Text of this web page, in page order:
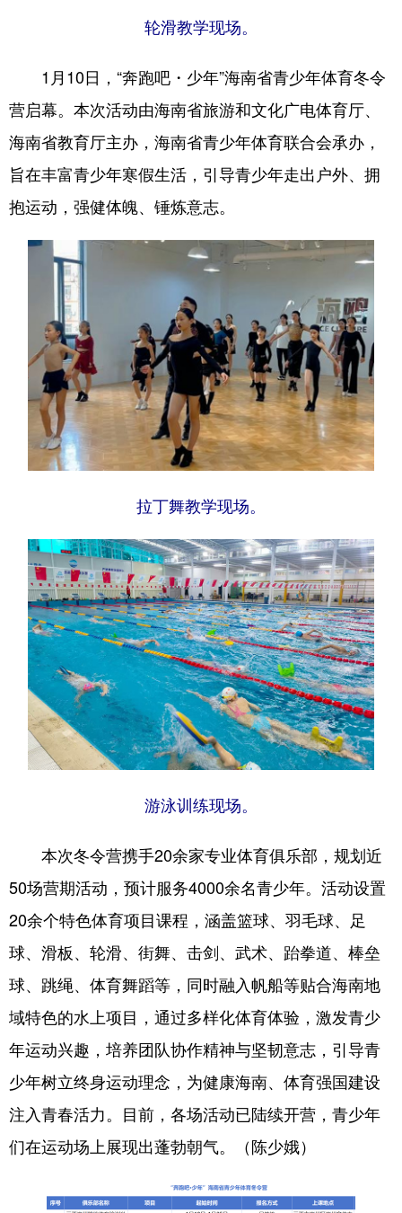
轮滑教学现场。
1月10日，“奔跑吧・少年”海南省青少年体育冬令
营启幕。本次活动由海南省旅游和文化广电体育厅、
海南省教育厅主办，海南省青少年体育联合会承办，
旨在丰富青少年寒假生活，引导青少年走出户外、拥
抱运动，强健体魄、锤炼意志。
拉丁舞教学现场。
游泳训练现场。
本次冬令营携手20余家专业体育俱乐部，规划近
50场营期活动，预计服务4000余名青少年。活动设置
20余个特色体育项目课程，涵盖篮球、羽毛球、足
球、滑板、轮滑、街舞、击剑、武术、跆拳道、棒垒
球、跳绳、体育舞蹈等，同时融入帆船等贴合海南地
域特色的水上项目，通过多样化体育体验，激发青少
年运动兴趣，培养团队协作精神与坚韧意志，引导青
少年树立终身运动理念，为健康海南、体育强国建设
注入青春活力。目前，各场活动已陆续开营，青少年
们在运动场上展现出蓬勃朝气。（陈少娥）